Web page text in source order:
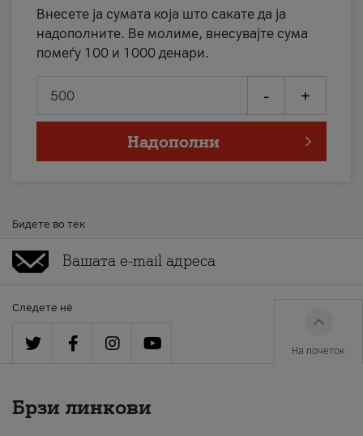
Внесете ја сумата која што сакате да ја
надополните. Ве молиме, внесувајте сума
помеѓу 100 и 1000 денари.
- +
Надополни
Бидете во тек
Следете нè
На почеток
Брзи линкови